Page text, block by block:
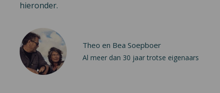
hieronder.
Theo en Bea Soepboer
Al meer dan 30 jaar trotse eigenaars